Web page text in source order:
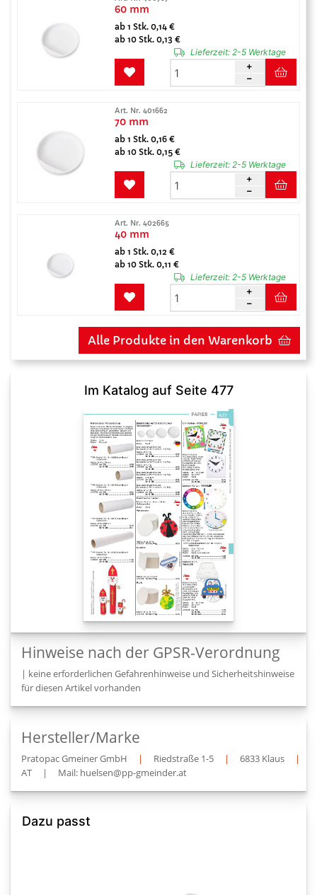
60 mm
ab 1 Stk. 0,14 €
ab 10 Stk. 0,13 €
Lieferzeit:2-5 Werktage
Art. Nr. 401662
70 mm
ab 1 Stk. 0,16 €
ab 10 Stk. 0,15 €
Lieferzeit:2-5 Werktage
Art. Nr. 402665
40 mm
ab 1 Stk. 0,12 €
ab 10 Stk. 0,11 €
Lieferzeit:2-5 Werktage
Alle Produkte in den Warenkorb
Im Katalog auf Seite 477
Hinweise nach der GPSR-Verordnung
| keine erforderlichen Gefahrenhinweise und Sicherheitshinweise
für diesen Artikel vorhanden
Hersteller/Marke
Pratopac Gmeiner GmbH | Riedstraße 1-5 | 6833 Klaus
|
AT
| Mail: huelsen@pp-gmeinder.at
Dazu passt